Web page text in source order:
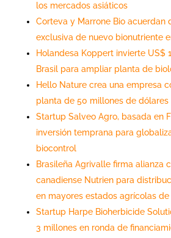
los mercados asiáticos
Corteva y Marrone Bio acuerdan
exclusiva de nuevo bionutriente
Holandesa Koppert invierte US$
Brasil para ampliar planta de
Hello Nature crea una empresa
planta de 50 millones de dólares
Startup Salveo Agro, basada en
inversión temprana para
biocontrol
Brasileña Agrivalle firma alianza
canadiense Nutrien para
en mayores estados agrícolas de
Startup Harpe Bioherbicide
3 millones en ronda de